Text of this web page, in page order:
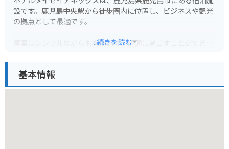
設です。鹿児島中央駅から徒歩圏内に位置し、ビジネスや観光
の拠点として最適です。
客室はシンプルながらも機能的で、快適に過ごすことができま
も多く、食事にも困りません。
...続きを読む
基本情報